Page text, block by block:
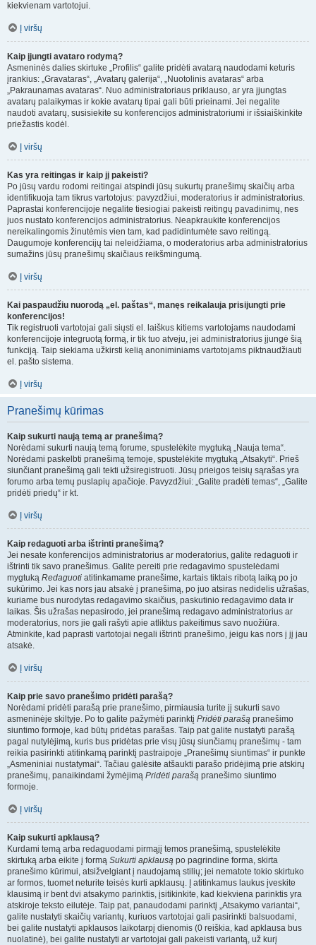
kiekvienam vartotojui.
Į viršų
Kaip įjungti avataro rodymą?
Asmeninės dalies skirtuke „Profilis“ galite pridėti avatarą naudodami keturis
įrankius: „Gravataras“, „Avatarų galerija“, „Nuotolinis avataras“ arba
„Pakraunamas avataras“. Nuo administratoriaus priklauso, ar yra įjungtas
avatarų palaikymas ir kokie avatarų tipai gali būti prieinami. Jei negalite
naudoti avatarų, susisiekite su konferencijos administratoriumi ir išsiaiškinkite
priežastis kodėl.
Į viršų
Kas yra reitingas ir kaip jį pakeisti?
Po jūsų vardu rodomi reitingai atspindi jūsų sukurtų pranešimų skaičių arba
identifikuoja tam tikrus vartotojus: pavyzdžiui, moderatorius ir administratorius.
Paprastai konferencijoje negalite tiesiogiai pakeisti reitingų pavadinimų, nes
juos nustato konferencijos administratorius. Neapkraukite konferencijos
nereikalingomis žinutėmis vien tam, kad padidintumėte savo reitingą.
Daugumoje konferencijų tai neleidžiama, o moderatorius arba administratorius
sumažins jūsų pranešimų skaičiaus reikšmingumą.
Į viršų
Kai paspaudžiu nuorodą „el. paštas“, manęs reikalauja prisijungti prie
konferencijos!
Tik registruoti vartotojai gali siųsti el. laiškus kitiems vartotojams naudodami
konferencijoje integruotą formą, ir tik tuo atveju, jei administratorius įjungė šią
funkciją. Taip siekiama užkirsti kelią anoniminiams vartotojams piktnaudžiauti
el. pašto sistema.
Į viršų
Pranešimų kūrimas
Kaip sukurti naują temą ar pranešimą?
Norėdami sukurti naują temą forume, spustelėkite mygtuką „Nauja tema“.
Norėdami paskelbti pranešimą temoje, spustelėkite mygtuką „Atsakyti“. Prieš
siunčiant pranešimą gali tekti užsiregistruoti. Jūsų prieigos teisių sąrašas yra
forumo arba temų puslapių apačioje. Pavyzdžiui: „Galite pradėti temas“, „Galite
pridėti priedų“ ir kt.
Į viršų
Kaip redaguoti arba ištrinti pranešimą?
Jei nesate konferencijos administratorius ar moderatorius, galite redaguoti ir
ištrinti tik savo pranešimus. Galite pereiti prie redagavimo spustelėdami
mygtuką Redaguoti atitinkamame pranešime, kartais tiktais ribotą laiką po jo
sukūrimo. Jei kas nors jau atsakė į pranešimą, po juo atsiras nedidelis užrašas,
kuriame bus nurodytas redagavimo skaičius, paskutinio redagavimo data ir
laikas. Šis užrašas nepasirodo, jei pranešimą redagavo administratorius ar
moderatorius, nors jie gali rašyti apie atliktus pakeitimus savo nuožiūra.
Atminkite, kad paprasti vartotojai negali ištrinti pranešimo, jeigu kas nors į jį jau
atsakė.
Į viršų
Kaip prie savo pranešimo pridėti parašą?
Norėdami pridėti parašą prie pranešimo, pirmiausia turite jį sukurti savo
asmeninėje skiltyje. Po to galite pažymėti parinktį Pridėti parašą pranešimo
siuntimo formoje, kad būtų pridėtas parašas. Taip pat galite nustatyti parašą
pagal nutylėjimą, kuris bus pridėtas prie visų jūsų siunčiamų pranešimų - tam
reikia pasirinkti atitinkamą parinktį pastraipoje „Pranešimų siuntimas“ ir punkte
„Asmeniniai nustatymai“. Tačiau galėsite atšaukti parašo pridėjimą prie atskirų
pranešimų, panaikindami žymėjimą Pridėti parašą pranešimo siuntimo
formoje.
Į viršų
Kaip sukurti apklausą?
Kurdami temą arba redaguodami pirmąjį temos pranešimą, spustelėkite
skirtuką arba eikite į formą Sukurti apklausą po pagrindine forma, skirta
pranešimo kūrimui, atsižvelgiant į naudojamą stilių; jei nematote tokio skirtuko
ar formos, tuomet neturite teisės kurti apklausų. Į atitinkamus laukus įveskite
klausimą ir bent dvi atsakymo parinktis, įsitikinkite, kad kiekviena parinktis yra
atskiroje teksto eilutėje. Taip pat, panaudodami parinktį „Atsakymo variantai“,
galite nustatyti skaičių variantų, kuriuos vartotojai gali pasirinkti balsuodami,
bei galite nustatyti apklausos laikotarpį dienomis (0 reiškia, kad apklausa bus
nuolatinė), bei galite nustatyti ar vartotojai gali pakeisti variantą, už kurį